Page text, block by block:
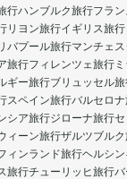
行ハンブルク旅行フラ
リヨン旅行イギリス旅行
バプール旅行マンチェ
旅行フィレンツェ旅行
ギー旅行ブリュッセル
スペイン旅行バルセロ
シア旅行ジローナ旅行
ィーン旅行ザルツブル
ィンランド旅行ヘルシ
旅行チューリッヒ旅行